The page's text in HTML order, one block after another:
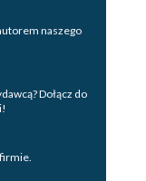
naszego
Dołącz do